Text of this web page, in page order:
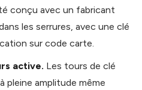
conçu avec un fabricant
les serrures, avec une clé
sur code carte.
active. Les tours de clé
pleine amplitude même